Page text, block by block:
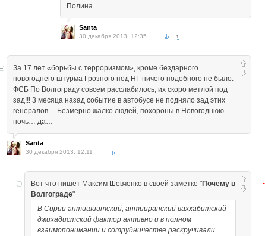
Полина.
Santa
30 декабря 2013, 12:35 ↑
За 17 лет «борьбы с терроризмом», кроме бездарного
новогоднего штурма Грозного под НГ ничего подобного не было.
ФСБ По Волгограду совсем расслабилось, их скоро метлой под
зад!!! 3 месяца назад событие в автобусе не подняло зад этих
генералов… Безмерно жалко людей, похороны в Новогоднюю
ночь… да…
Santa
30 декабря 2013, 12:11
Вот что пишет Максим Шевченко в своей заметке "Почему в
Волгограде"
В Сирии антишиитский, антииранский ваххабитский
джихадистский фактор активно и в полном
взаимопонимании и сотрудничестве раскручивали